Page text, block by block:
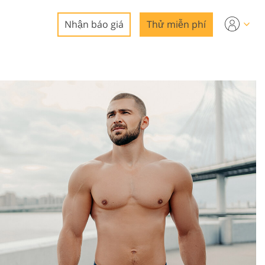
ảnh
Nhận báo giá Thử miễn phí